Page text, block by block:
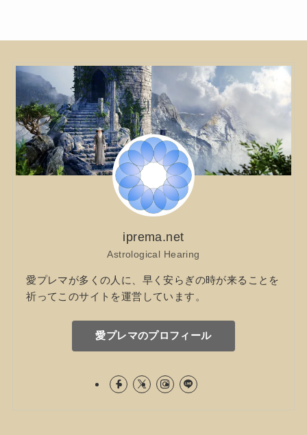
iprema.net
Astrological Hearing
愛プレマが多くの人に、早く安らぎの時が来ることを
祈ってこのサイトを運営しています。
愛プレマのプロフィール